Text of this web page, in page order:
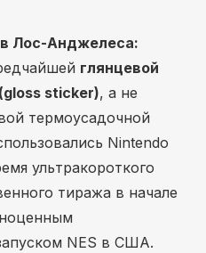
Лос-Анджелеса:
глянцевой
sticker), а не
термоусадочной
Nintendo
ультракороткого
тиража в начале
NES в США.